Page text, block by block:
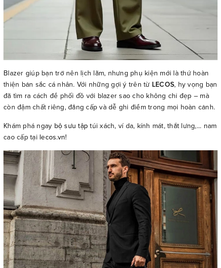
Blazer giúp bạn trở nên lịch lãm, nhưng phụ kiện mới là thứ hoàn
thiện bản sắc cá nhân. Với những gợi ý trên từ LECOS, hy vọng bạn
đã tìm ra cách để phối đồ với blazer sao cho không chỉ đẹp – mà
còn đậm chất riêng, đẳng cấp và dễ ghi điểm trong mọi hoàn cảnh.
Khám phá ngay bộ sưu tập túi xách, ví da, kính mát, thắt lưng,... nam
cao cấp tại lecos.vn!